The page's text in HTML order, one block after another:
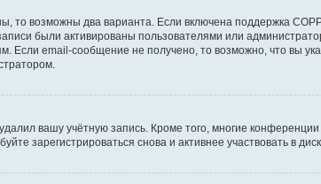
то возможны два варианта. Если включена поддержка
были активированы пользователями или
Если email-сообщение не получено, то возможно, что вы
вашу учётную запись. Кроме того, многие
зарегистрироваться снова и активнее участвовать в